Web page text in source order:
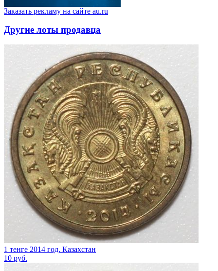
Заказать рекламу на сайте au.ru
Другие лоты продавца
1 тенге 2014 год. Казахстан
10 руб.